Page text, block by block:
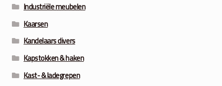
Industriële meubelen
Kaarsen
Kandelaars divers
Kapstokken & haken
Kast- & ladegrepen